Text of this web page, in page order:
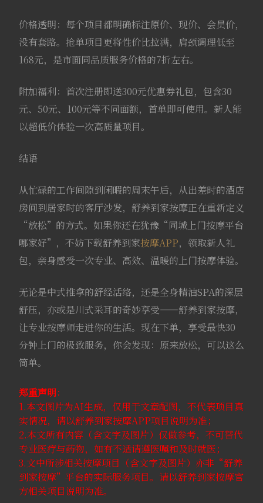
价格透明：每个项目都明确标注原价、现价、会员价，
没有套路。抢单项目更将性价比拉满，肩颈调理低至
168元，是市面同品质服务价格的7折左右。
附加福利：首次注册即送300元优惠券礼包，包含30
元、50元、100元等不同面额，首单即可使用。新人能
以超低价体验一次高质量项目。
结语
从忙碌的工作间隙到闲暇的周末午后，从出差时的酒店
房间到居家时的客厅沙发，舒养到家按摩正在重新定义
“放松”的方式。如果你还在犹豫“同城上门按摩平台
哪家好”，不妨下载舒养到家按摩APP，领取新人礼
包，亲身感受一次专业、高效、温暖的上门按摩体验。
无论是中式推拿的舒经活络，还是全身精油SPA的深层
舒压，亦或是川式采耳的奇妙享受——舒养到家按摩，
让专业按摩师走进你的生活。现在下单，享受最快30
分钟上门的极致服务，你会发现：原来放松，可以这么
简单。
郑重声明：
1.本文图片为AI生成，仅用于文章配图，不代表项目真
实情况，请以舒养到家按摩APP项目说明为准；
2.本文所有内容（含文字及图片）仅做参考，不可替代
专业医疗与药物，如有不适请遵医嘱和及时就医；
3.文中所涉相关按摩项目（含文字及图片）亦非“舒养
到家按摩”平台的实际服务项目。请以舒养到家按摩官
方相关项目说明为准。